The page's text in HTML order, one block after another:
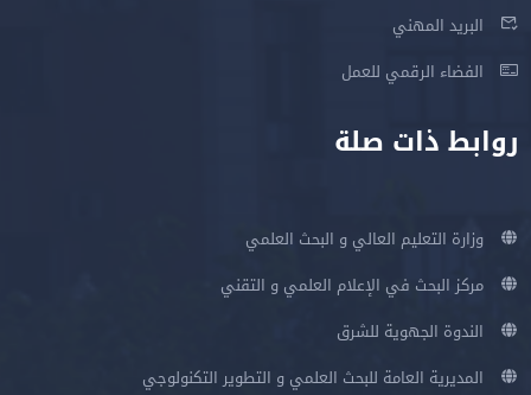
البريد المهني
الفضاء الرقمي للعمل
روابط ذات صلة
وزارة التعليم العالي و البحث العلمي
مركز البحث في الإعلام العلمي و التقني
الندوة الجهوية للشرق
المديرية العامة للبحث العلمي و التطوير التكنولوجي